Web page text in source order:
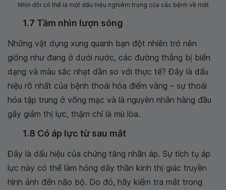
Nhìn đôi có thể là một dấu hiệu nghiêm trọng của các bệnh về mắt
1.7 Tầm nhìn lượn sóng
Những vật dụng xung quanh bạn đột nhiên trở nên
giống như đang ở dưới nước, các đường thẳng bị biến
dạng và màu sắc nhạt dần so với thực tế? Đây là dấu
hiệu rõ nhất của bệnh thoái hóa điểm vàng – sự thoái
hóa tập trung ở võng mạc và là nguyên nhân hàng đầu
gây giảm thị lực, thậm chí là mù lòa.
1.8 Có áp lực từ sau mắt
Đây là dấu hiệu của chứng tăng nhãn áp. Sự tích tụ áp
lực này có thể làm hỏng dây thần kinh thị giác truyền
hình ảnh đến não bộ. Do đó, hãy kiểm tra mắt trong